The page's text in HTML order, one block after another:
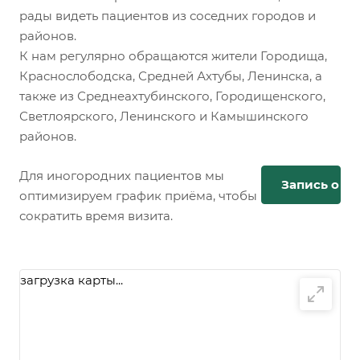
рады видеть пациентов из соседних городов и
районов.
К нам регулярно обращаются жители Городища,
Краснослободска, Средней Ахтубы, Ленинска, а
также из Среднеахтубинского, Городищенского,
Светлоярского, Ленинского и Камышинского
районов.
Для иногородних пациентов мы
оптимизируем график приёма, чтобы
сократить время визита.
Запись
загрузка карты...